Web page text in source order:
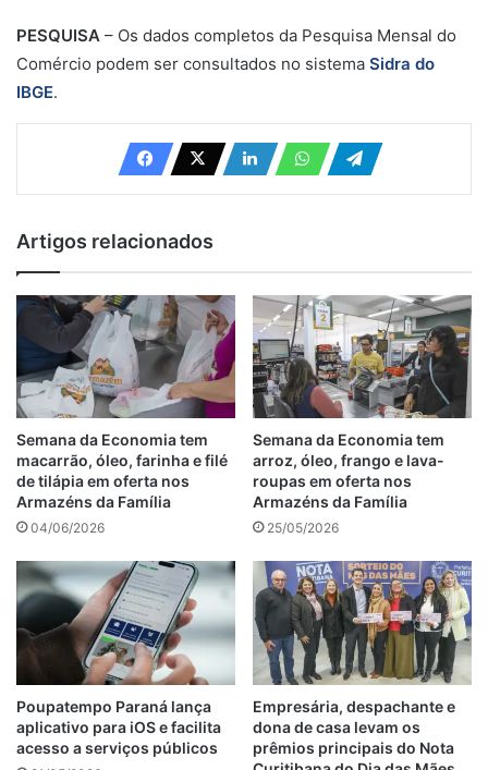
PESQUISA – Os dados completos da Pesquisa Mensal do
Comércio podem ser consultados no sistema Sidra do
IBGE.
Artigos relacionados
Semana da Economia tem
macarrão, óleo, farinha e filé
de tilápia em oferta nos
Armazéns da Família
04/06/2026
Semana da Economia tem
arroz, óleo, frango e lava-
roupas em oferta nos
Armazéns da Família
25/05/2026
Poupatempo Paraná lança
aplicativo para iOS e facilita
acesso a serviços públicos
Empresária, despachante e
dona de casa levam os
prêmios principais do Nota